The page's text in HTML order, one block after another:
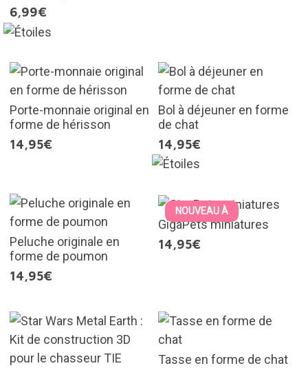
6,99€
Porte-monnaie original en
forme de hérisson
14,95€
Bol à déjeuner en forme
de chat
14,95€
Peluche originale en
forme de poumon
14,95€
NOUVEAU À
GigaPets miniatures
14,95€
Tasse en forme de chat